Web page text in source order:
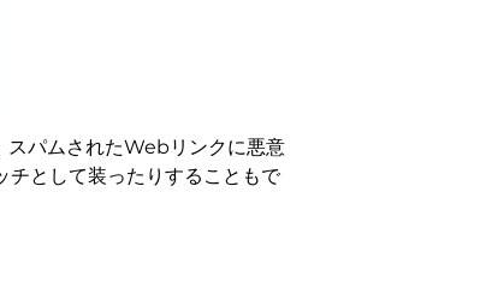
パムされたWebリンクに悪意
として装ったりすることもで